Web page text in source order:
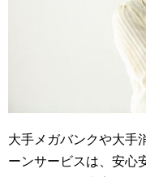
大手メガバンクや大手
ーンサービスは、安心